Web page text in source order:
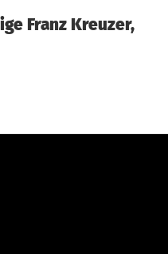
Franz Kreuzer,